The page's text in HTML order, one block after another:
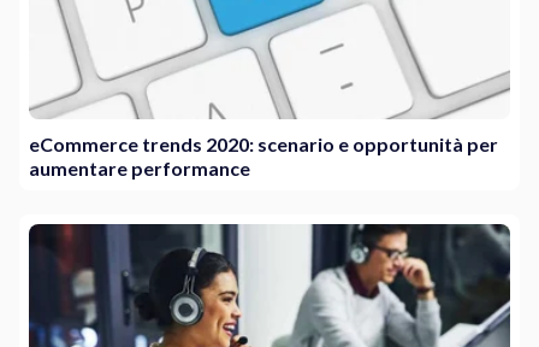
eCommerce trends 2020: scenario e opportunità per
aumentare performance